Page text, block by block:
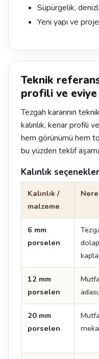
Süpürgelik,
Yeni yapı ve
Teknik
profili ve
Tezgah kararının
kalınlık, kenar profili
hem görünümü hem
bu yüzden teklif
Kalınlık
Kalınlık /
malzeme
6 mm
porselen
12 mm
porselen
20 mm
porselen